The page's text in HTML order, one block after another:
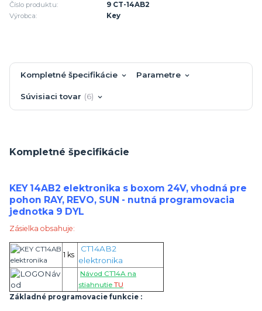
Číslo produktu:
9 CT-14AB2
Výrobca:
Key
Kompletné špecifikácie Parametre
Súvisiaci tovar 6
Kompletné špecifikácie
KEY 14AB2 elektronika s boxom 24V, vhodná pre
pohon RAY, REVO, SUN - nutná programovacia
jednotka 9 DYL
Zásielka obsahuje:
1 ks
CT14AB2
elektronika
Návod CT14A na
stiahnutie TU
Základné programovacie funkcie :